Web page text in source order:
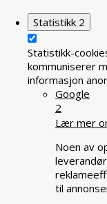
Statistikk 2
Statistikk-
kommuniserer
informasjon
Google
2
Lær mer
Noen av
til